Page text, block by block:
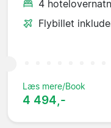
4
Flybillet
Læs mere/Book
4 494,-